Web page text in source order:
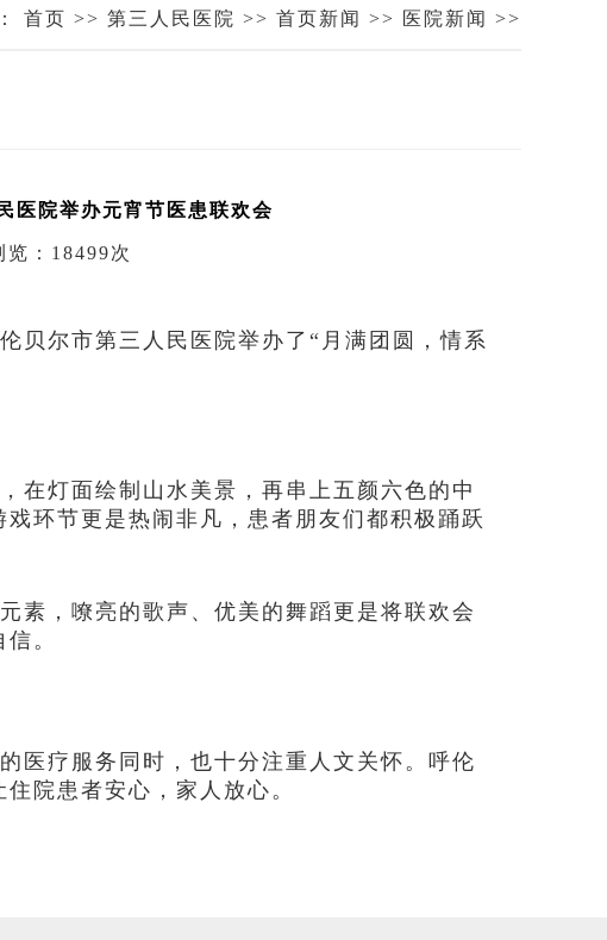
首页 >> 第三人民医院 >> 首页新闻 >> 医院新闻 >>
医院举办元宵节医患联欢会
览：18499次
贝尔市第三人民医院举办了“月满团圆，情系
在灯面绘制山水美景，再串上五颜六色的中
环节更是热闹非凡，患者朋友们都积极踊跃
素，嘹亮的歌声、优美的舞蹈更是将联欢会
。
医疗服务同时，也十分注重人文关怀。呼伦
院患者安心，家人放心。